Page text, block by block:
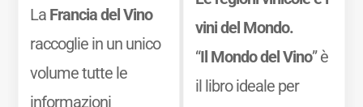
La Francia del Vino
raccoglie in un unico
volume tutte le
informazioni
vini del Mondo.
“Il Mondo del Vino” è
il libro ideale per